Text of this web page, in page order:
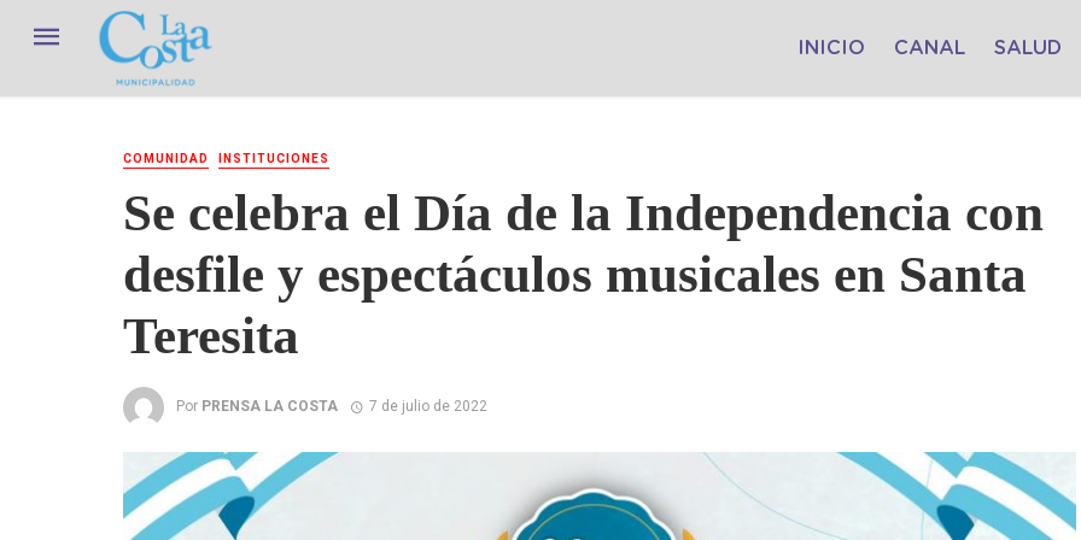
INICIO CANAL SALUD
COMUNIDAD INSTITUCIONES
Se celebra el Día de la Independencia con
desfile y espectáculos musicales en Santa
Teresita
Por PRENSA LA COSTA 7 de julio de 2022